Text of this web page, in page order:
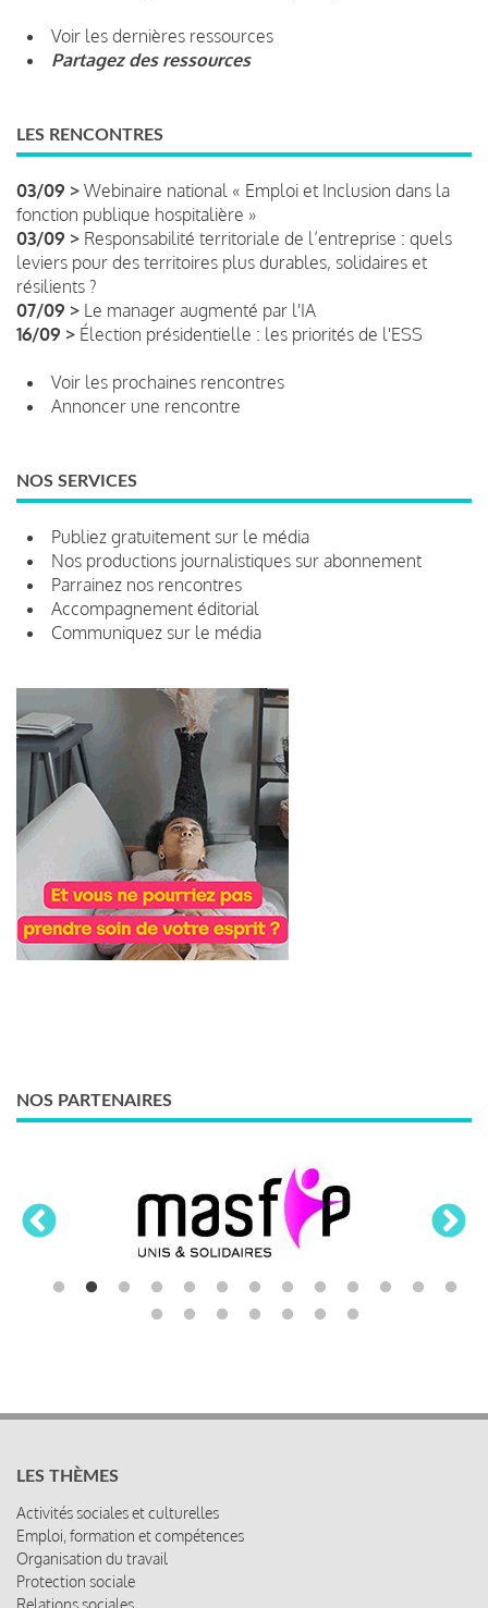
Voir les dernières ressources
Partagez des ressources
LES RENCONTRES
03/09 > Webinaire national « Emploi et Inclusion dans la
fonction publique hospitalière »
03/09 > Responsabilité territoriale de l’entreprise : quels
leviers pour des territoires plus durables, solidaires et
résilients ?
07/09 > Le manager augmenté par l'IA
16/09 > Élection présidentielle : les priorités de l'ESS
Voir les prochaines rencontres
Annoncer une rencontre
NOS SERVICES
Publiez gratuitement sur le média
Nos productions journalistiques sur abonnement
Parrainez nos rencontres
Accompagnement éditorial
Communiquez sur le média
NOS PARTENAIRES
LES THÈMES
Activités sociales et culturelles
Emploi, formation et compétences
Organisation du travail
Protection sociale
Relations sociales